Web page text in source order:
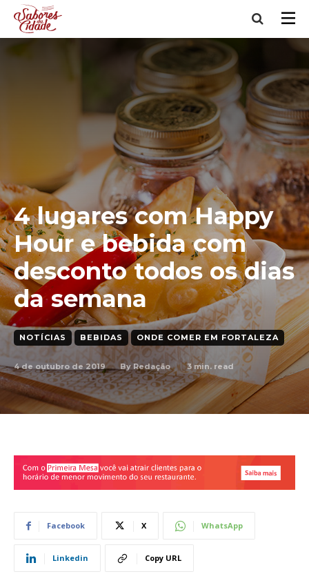
4 lugares com Happy
Hour e bebida com
desconto todos os dias
da semana
NOTÍCIAS BEBIDAS ONDE COMER EM FORTALEZA
4 de outubro de 2019 By Redação 3 min. read
Facebook X WhatsApp
Linkedin Copy URL